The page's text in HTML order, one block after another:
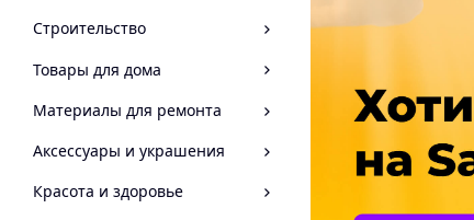
Строительство
Товары для дома
Материалы для ремонта
Аксессуары и украшения
Красота и здоровье